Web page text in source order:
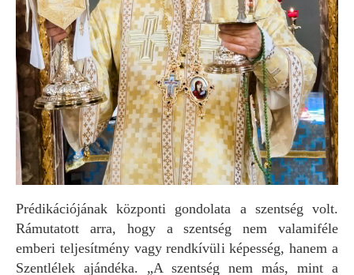
Prédikációjának központi gondolata a szentség volt.
Rámutatott arra, hogy a szentség nem valamiféle
emberi teljesítmény vagy rendkívüli képesség, hanem a
Szentlélek ajándéka. „A szentség nem más, mint a